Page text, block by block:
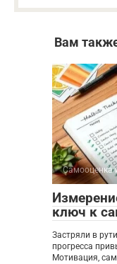
Вам
Самооценка
ключ к
Застряли в
прогресса
Мотивация,